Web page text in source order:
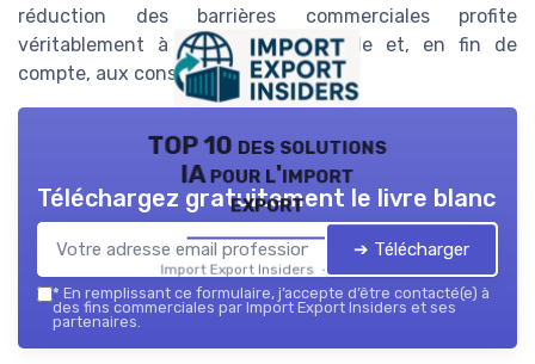
réduction des barrières commerciales profite
véritablement à l'économie mondiale et, en fin de
compte, aux consommateurs.
TOP 10 des solutions
IA pour l'import
export
Import Export Insiders — 2026
Téléchargez gratuitement le livre blanc
➔ Télécharger
* En remplissant ce formulaire, j’accepte d’être contacté(e) à
des fins commerciales par Import Export Insiders et ses
partenaires.